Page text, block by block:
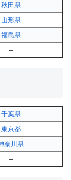
秋田県
山形県
福島県
–
千葉県
東京都
奈川県
–